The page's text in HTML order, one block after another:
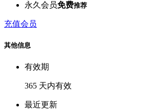
永久会员免费推荐
充值会员
其他信息
有效期
365 天内有效
最近更新